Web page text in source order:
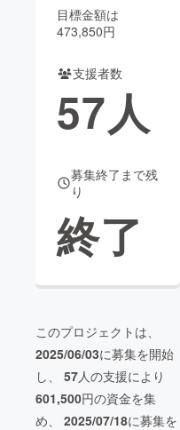
CAMPFIRE Creation
コミュニティ
目標金額は
473,850円
支援者数
57人
募集終了まで残
り
終了
このプロジェクトは、
2025/06/03に募集を開始
し、 57人の支援により
601,500円の資金を集
め、 2025/07/18に募集を